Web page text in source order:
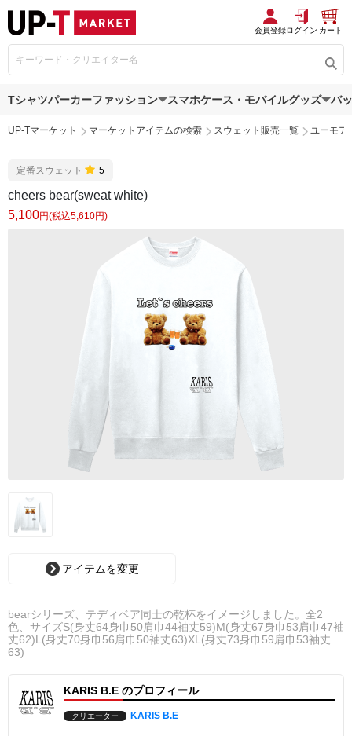
会員登録ログイン カート
Tシャツパーカーファッション スマホケース・モバイルグッズ バ
UP-Tマーケット マーケットアイテムの検索 スウェット販売一覧 ユーモア
定番スウェット 5
cheers bear(sweat white)
5,100円(税込5,610円)
アイテムを変更
bearシリーズ、テディベア同士の乾杯をイメージしました。全2
色、サイズS(身丈64身巾50肩巾44袖丈59)M(身丈67身巾53肩巾47袖
丈62)L(身丈70身巾56肩巾50袖丈63)XL(身丈73身巾59肩巾53袖丈
63)
KARIS B.E のプロフィール
クリエーター KARIS B.E